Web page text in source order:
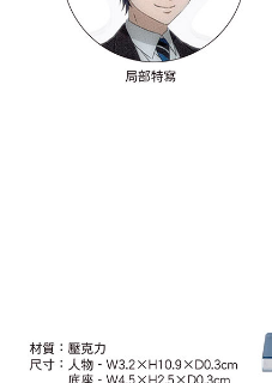
(不開放使用，請勿選取）
每筆NT$65，滿NT$1,300(含以
每筆NT$65，滿NT$1,300(含以
每筆NT$100，滿NT$1,300(含以
宅配-離島(澎湖/金門/馬祖)-木棉
每筆NT$220